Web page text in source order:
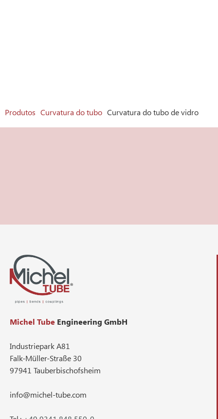
Produtos Curvatura do tubo Curvatura do tubo de vidro
Michel Tube Engineering GmbH
Industriepark A81
Falk-Müller-Straße 30
97941 Tauberbischofsheim
info@michel-tube.com